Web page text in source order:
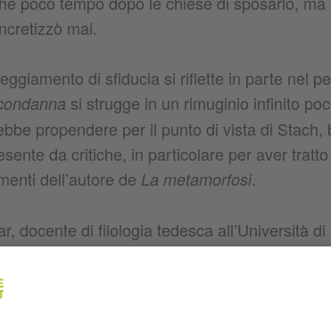
mai.
di sfiducia si riflette in parte nel
si strugge in un rimuginio infinito
propendere per il punto di vista di Stach,
da critiche, in particolare per aver
dell’autore de La metamorfosi.
docente di filologia tedesca all’Università
in Spagna, prova a minimizzare
interesse, credo sia per la ricchezza del
(diari e lettere) e per la capacità di